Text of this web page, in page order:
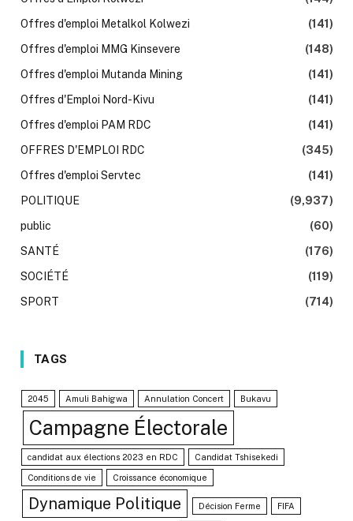
Offres d'emploi Metalkol Kolwezi
(141)
Offres d'emploi MMG Kinsevere
(148)
Offres d'emploi Mutanda Mining
(141)
Offres d'Emploi Nord-Kivu
(141)
Offres d'emploi PAM RDC
(141)
OFFRES D'EMPLOI RDC
(345)
Offres d'emploi Servtec
(141)
POLITIQUE
(9,937)
public
(60)
SANTÉ
(176)
SOCIÉTÉ
(119)
SPORT
(714)
TAGS
2045 Amuli Bahigwa Annulation Concert Bukavu
Campagne Électorale
candidat aux élections 2023 en RDC Candidat Tshisekedi
Conditions de vie Croissance économique
Dynamique Politique Décision Ferme FIFA